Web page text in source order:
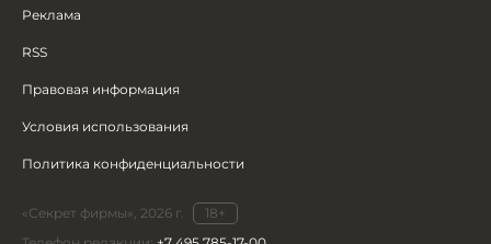
Реклама
RSS
Правовая информация
Условия использования
Политика конфиденциальности
«Секрет фирмы», 2026 г.
18+